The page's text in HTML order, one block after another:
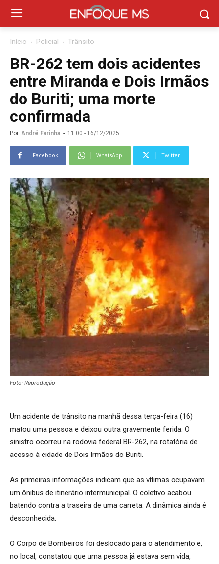
Início Policial Trânsito
BR-262 tem dois acidentes
entre Miranda e Dois Irmãos
do Buriti; uma morte
confirmada
Por André Farinha - 11:00 - 16/12/2025
Facebook WhatsApp Twitter
Foto: Reprodução
Um acidente de trânsito na manhã dessa terça-feira (16)
matou uma pessoa e deixou outra gravemente ferida. O
sinistro ocorreu na rodovia federal BR-262, na rotatória de
acesso à cidade de Dois Irmãos do Buriti.
As primeiras informações indicam que as vítimas ocupavam
um ônibus de itinerário intermunicipal. O coletivo acabou
batendo contra a traseira de uma carreta. A dinâmica ainda é
desconhecida.
O Corpo de Bombeiros foi deslocado para o atendimento e,
no local, constatou que uma pessoa já estava sem vida,